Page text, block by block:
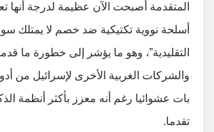
المتقدمة أصبحت الآن عظيمة لدرجة أنها
أسلحة نووية تكتيكية ضد خصم لا يمتلك
التقليدية”، وهو ما يؤشر إلى خطورة ما
والشركات الغربية الأخرى لإسرائيل من
بات عشوائيا رغم أنه معزز بأكثر أنظمة
تقدما.